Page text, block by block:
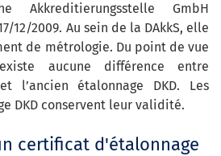
Akkreditierungsstelle GmbH
12/2009. Au sein de la DAkkS, elle
de métrologie. Du point de vue
aucune différence entre
l’ancien étalonnage DKD. Les
DKD conservent leur validité.
certificat d'étalonnage